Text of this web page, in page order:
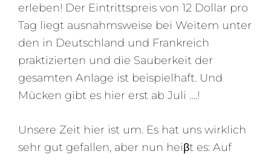
erleben! Der Eintrittspreis von 12 Dollar pro
Tag liegt ausnahmsweise bei Weitem unter
den in Deutschland und Frankreich
praktizierten und die Sauberkeit der
gesamten Anlage ist beispielhaft. Und
Mücken gibt es hier erst ab Juli ….!
Unsere Zeit hier ist um. Es hat uns wirklich
sehr gut gefallen, aber nun heiβt es: Auf